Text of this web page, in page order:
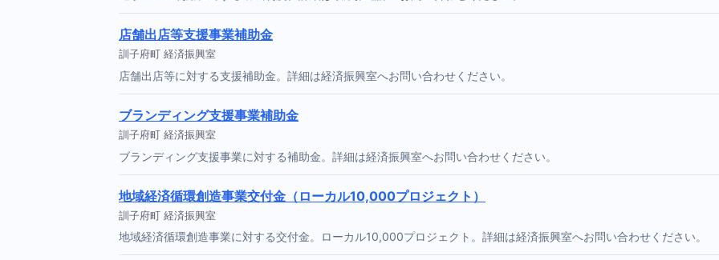
店舗出店等支援事業補助金
訓子府町 経済振興室
店舗出店等に対する支援補助金。詳細は経済振興室へお問い合わせください。
ブランディング支援事業補助金
訓子府町 経済振興室
ブランディング支援事業に対する補助金。詳細は経済振興室へお問い合わせください。
地域経済循環創造事業交付金（ローカル10,000プロジェクト）
訓子府町 経済振興室
地域経済循環創造事業に対する交付金。ローカル10,000プロジェクト。詳細は経済振興室へお問い合わせください。